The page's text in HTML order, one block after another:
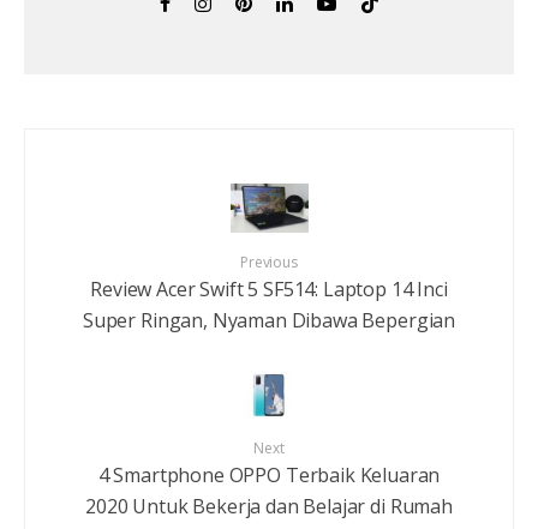
Previous
Review Acer Swift 5 SF514: Laptop 14 Inci
Super Ringan, Nyaman Dibawa Bepergian
Next
4 Smartphone OPPO Terbaik Keluaran
2020 Untuk Bekerja dan Belajar di Rumah